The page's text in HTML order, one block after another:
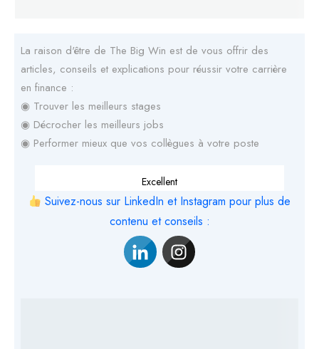
La raison d'être de The Big Win est de vous offrir des
articles, conseils et explications pour réussir votre carrière
en finance :
◉ Trouver les meilleurs stages
◉ Décrocher les meilleurs jobs
◉ Performer mieux que vos collègues à votre poste
Excellent
Suivez-nous sur LinkedIn et Instagram pour plus de
contenu et conseils :